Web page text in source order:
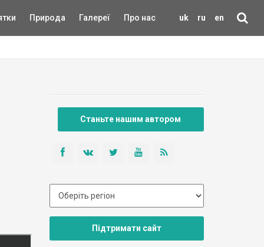
uk ru en
Природа Галереї Про нас
Станьте нашим автором
Підтримати сайт